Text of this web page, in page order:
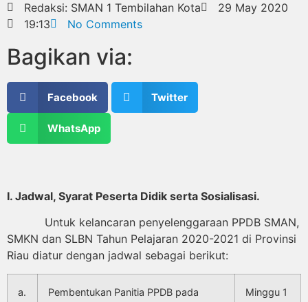
Redaksi: SMAN 1 Tembilahan Kota
29 May 2020
19:13
No Comments
Bagikan via:
Facebook Twitter
WhatsApp
I. Jadwal, Syarat Peserta Didik serta Sosialisasi.
Untuk kelancaran penyelenggaraan PPDB SMAN,
SMKN dan SLBN Tahun Pelajaran 2020-2021 di Provinsi
Riau diatur dengan jadwal sebagai berikut:
a.
Pembentukan Panitia PPDB pada
Minggu 1